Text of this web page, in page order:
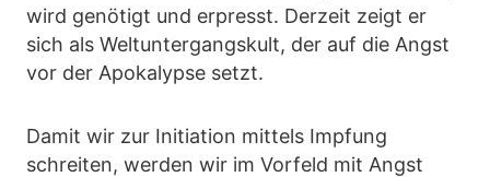
wird genötigt und erpresst. Derzeit zeigt er
sich als Weltuntergangskult, der auf die Angst
vor der Apokalypse setzt.
Damit wir zur Initiation mittels Impfung
schreiten, werden wir im Vorfeld mit Angst